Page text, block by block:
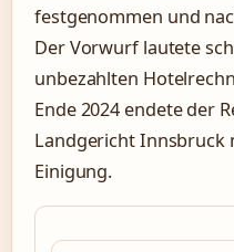
festgenommen und
Der Vorwurf lautete
unbezahlten
Ende 2024 endete der
Landgericht Innsbruck
Einigung.